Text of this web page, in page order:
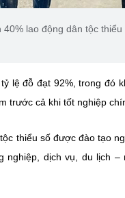
lao động dân tộc
, tỷ lệ đỗ đạt 92%, trong đó
trước cả khi tốt nghiệp
thiểu số được đào tạo
nghiệp, dịch vụ, du lịch